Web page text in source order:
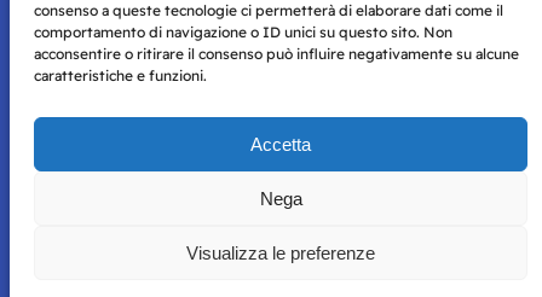
consenso a queste tecnologie ci permetterà di elaborare dati come il
comportamento di navigazione o ID unici su questo sito. Non
acconsentire o ritirare il consenso può influire negativamente su alcune
caratteristiche e funzioni.
Accetta
Nega
Visualizza le preferenze
Storie di Napoli è una testata registrata presso il tribunale di
per mero scopo didattico e informativo.
perseguito secondo i termini di legge. Si nega l’utilizzo delle